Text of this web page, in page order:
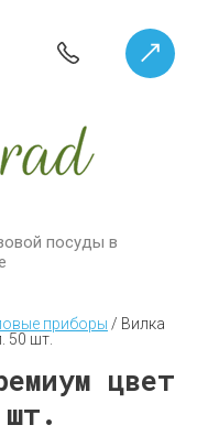
посуды в
приборы / Вилка
50 шт.
цвет